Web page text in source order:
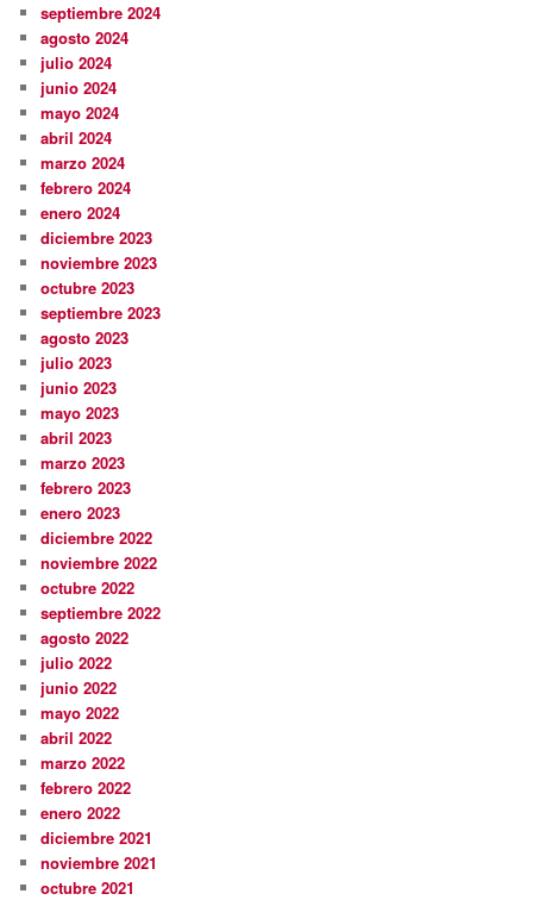
septiembre 2024
agosto 2024
julio 2024
junio 2024
mayo 2024
abril 2024
marzo 2024
febrero 2024
enero 2024
diciembre 2023
noviembre 2023
octubre 2023
septiembre 2023
agosto 2023
julio 2023
junio 2023
mayo 2023
abril 2023
marzo 2023
febrero 2023
enero 2023
diciembre 2022
noviembre 2022
octubre 2022
septiembre 2022
agosto 2022
julio 2022
junio 2022
mayo 2022
abril 2022
marzo 2022
febrero 2022
enero 2022
diciembre 2021
noviembre 2021
octubre 2021